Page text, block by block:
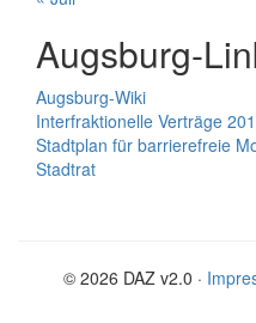
Augsburg-
Augsburg-Wiki
Interfraktionelle Verträge
Stadtplan für barrierefreie
Stadtrat
© 2026 DAZ v2.0 ·